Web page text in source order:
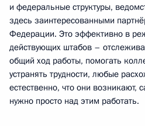
и федеральные структуры,
здесь заинтересованными
Федерации. Это эффективно в
действующих штабов –
общий ход работы, помогать
устранять трудности, любые
естественно, что они возникают,
нужно просто над этим работать.